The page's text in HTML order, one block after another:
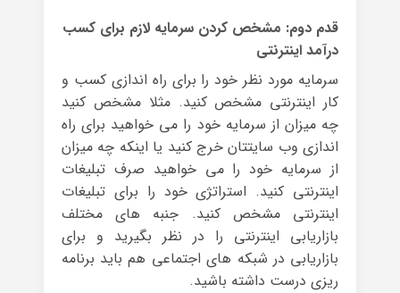
قدم دوم: مشخص کردن سرمایه لازم برای کسب
درآمد اینترنتی
سرمایه مورد نظر خود را برای راه اندازی کسب و
کار اینترنتی مشخص کنید. مثلا مشخص کنید
چه میزان از سرمایه خود را می خواهید برای راه
اندازی وب سایتتان خرج کنید یا اینکه چه میزان
از سرمایه خود را می خواهید صرف تبلیغات
اینترنتی کنید. استراتژی خود را برای تبلیغات
اینترنتی مشخص کنید. جنبه های مختلف
بازاریابی اینترنتی را در نظر بگیرید و برای
بازاریابی در شبکه های اجتماعی هم باید برنامه
ریزی درست داشته باشید.